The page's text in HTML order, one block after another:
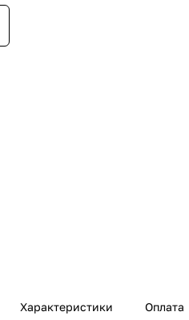
Характеристики Оплата